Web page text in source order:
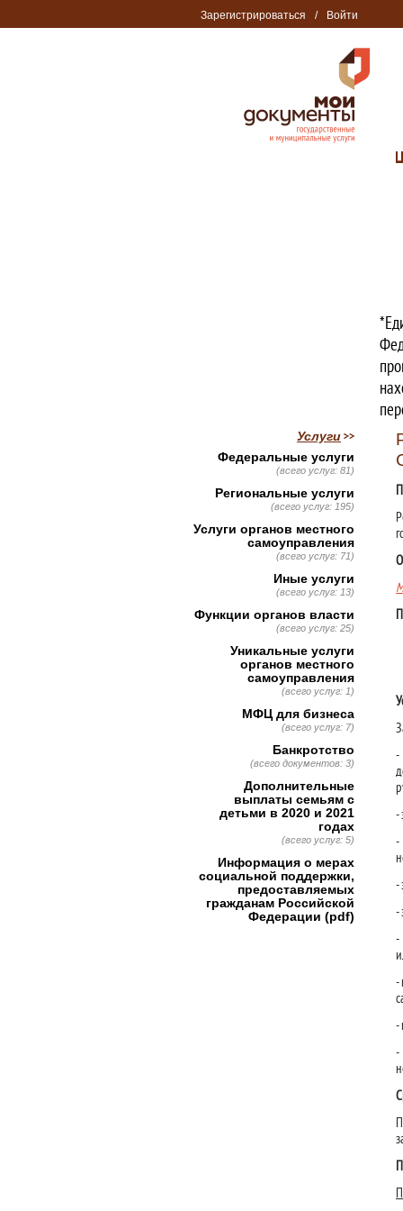
Зарегистрироваться / Войти
-
-
-
-
-
-
-
-
-
Услуги
Федеральные услуги
(всего услуг: 81)
Региональные услуги
(всего услуг: 195)
Услуги органов местного
самоуправления
(всего услуг: 71)
Иные услуги
(всего услуг: 13)
Функции органов власти
(всего услуг: 25)
Уникальные услуги
органов местного
самоуправления
(всего услуг: 1)
МФЦ для бизнеса
(всего услуг: 7)
Банкротство
(всего документов: 3)
Дополнительные
выплаты семьям с
детьми в 2020 и 2021
годах
(всего услуг: 5)
Информация о мерах
социальной поддержки,
предоставляемых
гражданам Российской
Федерации (pdf)